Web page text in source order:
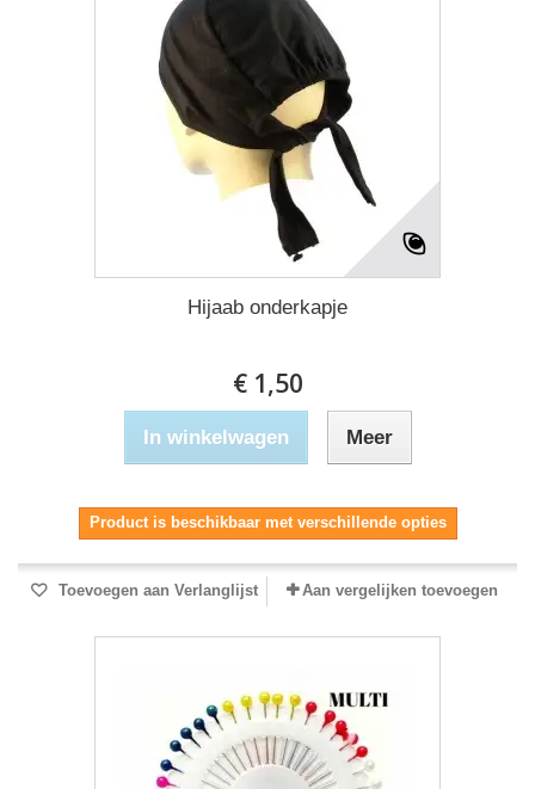
Hijaab onderkapje
€ 1,50
In winkelwagen Meer
Product is beschikbaar met verschillende opties
Toevoegen aan Verlanglijst Aan vergelijken toevoegen